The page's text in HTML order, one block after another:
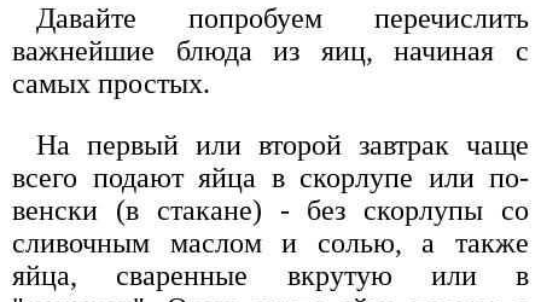
Давайте попробуем перечислить
важнейшие блюда из яиц, начиная с
самых простых.
На первый или второй завтрак чаще
всего подают яйца в скорлупе или по-
венски (в стакане) - без скорлупы со
сливочным маслом и солью, а также
яйца, сваренные вкрутую или в